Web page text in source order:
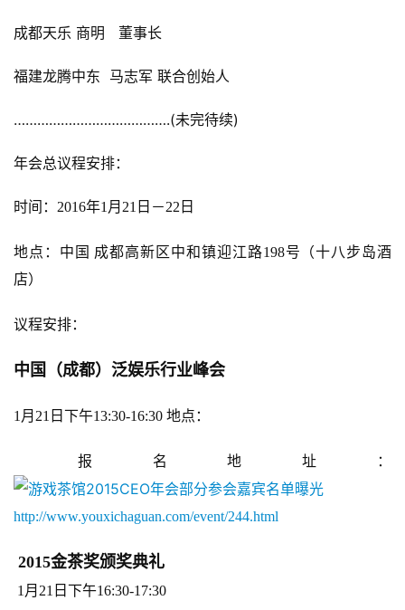
站
(
国
成都天乐 商明   董事长
福建龙腾中东  马志军 联合创始人
………………………………….(未完待续)
年会总议程安排：
时间：2016年1月21日－22日
地点：中国 成都高新区中和镇迎江路198号（十八步岛酒
店）
议程安排：
中国（成都）泛娱乐行业峰会
1月21日下午13:30-16:30 地点：
报名地址：
http://www.youxichaguan.com/event/244.html
2015金茶奖颁奖典礼
1月21日下午16:30-17:30